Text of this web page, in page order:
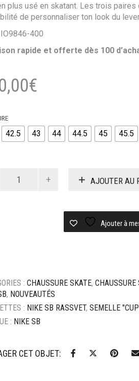
plus usé en skatant. Les trois
de personnaliser ton look du
IO9846-400
rapide et offerte dès 100
€
42.5 43 44 44.5 45 45.5
AJOUTER AU
Ajouter à
: CHAUSSURE SKATE,
, NOUVEAUTÉS
: NIKE SB RASSVET, SEMELLE
: NIKE SB
CET OBJET: